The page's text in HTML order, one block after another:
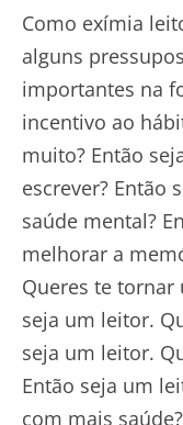
Como exímia
alguns
importantes na
incentivo ao
muito? Então
escrever? Então
saúde mental?
melhorar a
Queres te tornar
seja um leitor.
seja um leitor.
Então seja um
com mais